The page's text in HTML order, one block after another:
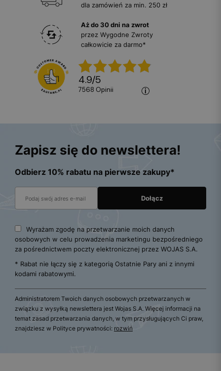
dla zamówień za min. 250 zł
Aż do 30 dni na zwrot
przez Wygodne Zwroty
całkowicie za darmo*
4.9/5
7568 opinii
Zapisz się do newslettera!
Odbierz 10% rabatu na pierwsze zakupy*
Wyrażam zgodę na przetwarzanie moich danych
osobowych w celu prowadzenia marketingu bezpośredniego
za pośrednictwem poczty elektronicznej przez WOJAS S.A.
* Rabat nie łączy się z kategorią Ostatnie Pary ani z innymi
kodami rabatowymi.
Administratorem Twoich danych osobowych przetwarzanych w
związku z wysyłką newslettera jest Wojas S.A. Więcej informacji na
temat zasad przetwarzania danych, w tym przysługujących Ci praw,
znajdziesz w Polityce prywatności: rozwiń